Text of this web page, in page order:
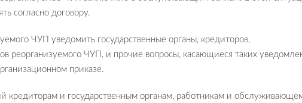
согласно договору.
ЧУП уведомить государственные органы, кредиторов,
реорганизуемого ЧУП, и прочие вопросы, касающиеся таких
приказе.
кредиторам и государственным органам, работникам и